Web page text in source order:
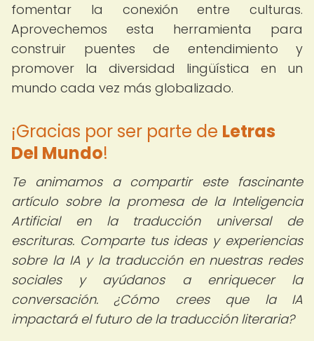
fomentar la conexión entre culturas.
Aprovechemos esta herramienta para
construir puentes de entendimiento y
promover la diversidad lingüística en un
mundo cada vez más globalizado.
¡Gracias por ser parte de Letras
Del Mundo!
Te animamos a compartir este fascinante
artículo sobre la promesa de la Inteligencia
Artificial en la traducción universal de
escrituras. Comparte tus ideas y experiencias
sobre la IA y la traducción en nuestras redes
sociales y ayúdanos a enriquecer la
conversación. ¿Cómo crees que la IA
impactará el futuro de la traducción literaria?